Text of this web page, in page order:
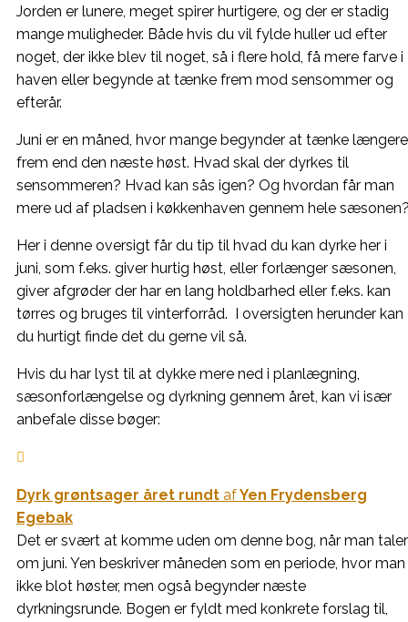
Jorden er lunere, meget spirer hurtigere, og der er stadig
mange muligheder. Både hvis du vil fylde huller ud efter
noget, der ikke blev til noget, så i flere hold, få mere farve i
haven eller begynde at tænke frem mod sensommer og
efterår.
Juni er en måned, hvor mange begynder at tænke længere
frem end den næste høst. Hvad skal der dyrkes til
sensommeren? Hvad kan sås igen? Og hvordan får man
mere ud af pladsen i køkkenhaven gennem hele
Her i denne oversigt får du tip til hvad du kan dyrke her i
juni, som f.eks. giver hurtig høst, eller forlænger sæsonen,
giver afgrøder der har en lang holdbarhed eller f.eks. kan
tørres og bruges til vinterforråd. I oversigten herunder kan
du hurtigt finde det du gerne vil så.
Hvis du har lyst til at dykke mere ned i planlægning,
sæsonforlængelse og dyrkning gennem året, kan vi især
anbefale disse bøger:

Dyrk grøntsager året rundt afYen Frydensberg
Egebak
Det er svært at komme uden om denne bog, når man taler
om juni. Yen beskriver måneden som en periode, hvor man
ikke blot høster, men også begynder næste
dyrkningsrunde. Bogen er fyldt med konkrete forslag til,